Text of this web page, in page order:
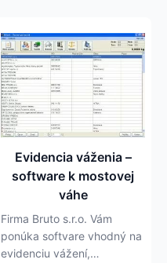
Evidencia váženia –
software k mostovej
váhe
Firma Bruto s.r.o. Vám
ponúka softvare vhodný na
evidenciu vážení,